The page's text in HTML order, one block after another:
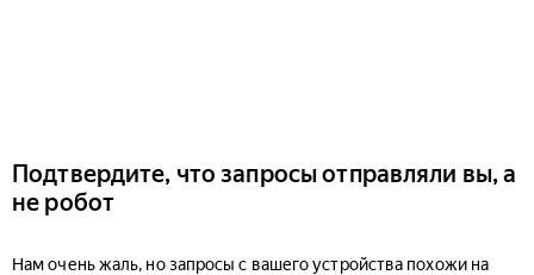
Подтвердите, что запросы отправляли вы, а
не робот
Нам очень жаль, но запросы с вашего устройства похожи на